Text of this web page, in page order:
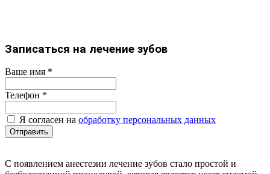
Записаться на лечение зубов
Ваше имя *
Телефон *
Я согласен на обработку персональных данных
Отправить
С появлением анестезии лечение зубов стало простой и